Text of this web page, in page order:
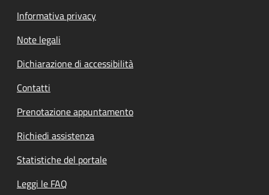
Informativa privacy
Note legali
Dichiarazione di accessibilità
Contatti
Prenotazione appuntamento
Richiedi assistenza
Statistiche del portale
Leggi le FAQ